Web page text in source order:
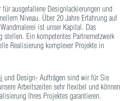
ausgefallene Designlackierungen und
Niveau. Über 20 Jahre Erfahrung auf
ist unser Kapital. Das
Ein kompetentes Partnernetzwerk
Realisierung komplexer Projekte in
und Design- Aufträgen sind wir für Sie
Arbeitszeiten sehr flexibel und können
Ihres Projektes garantieren.